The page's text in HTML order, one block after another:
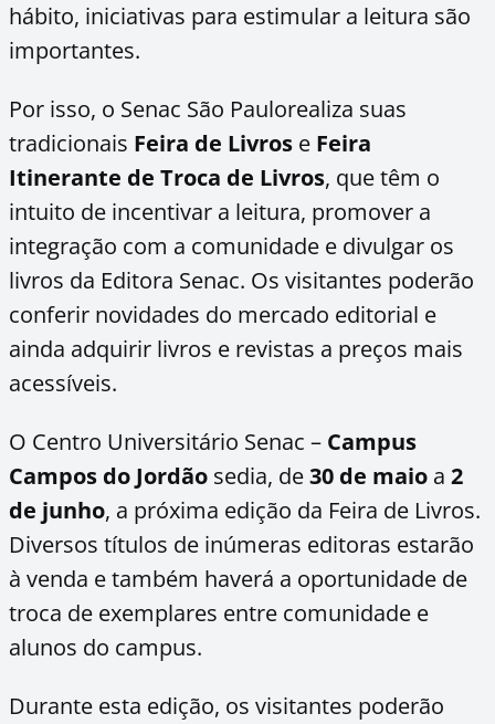
hábito, iniciativas para estimular a leitura são
importantes.
Por isso, o Senac São Paulorealiza suas
tradicionais Feira de Livros e Feira
Itinerante de Troca de Livros, que têm o
intuito de incentivar a leitura, promover a
integração com a comunidade e divulgar os
livros da Editora Senac. Os visitantes poderão
conferir novidades do mercado editorial e
ainda adquirir livros e revistas a preços mais
acessíveis.
O Centro Universitário Senac – Campus
Campos do Jordão sedia, de30 de maio a 2
de junho, a próxima edição da Feira de Livros.
Diversos títulos de inúmeras editoras estarão
à venda e também haverá a oportunidade de
troca de exemplares entre comunidade e
alunos do campus.
Durante esta edição, os visitantes poderão